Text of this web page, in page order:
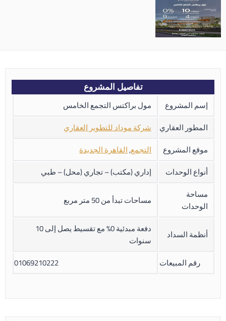
تفاصيل المشروع
إسم المشروع
مول براكتس التجمع الخامس
المطور العقاري شركة موداد للتطوير العقاري
موقع المشروع
التجمع,القاهرة الجديدة
أنواع الوحدات
إداري (مكتب) – تجاري (محل) – طبي
مساحة
الوحدات
مساحات تبدأ من 50 متر مربع
أنظمة السداد
دفعة مبدئية 0% مع تقسيط يصل إلى 10
سنوات
رقم المبيعات
01069210222